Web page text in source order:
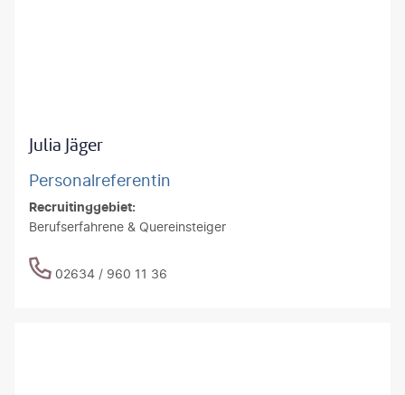
Julia Jäger
Personalreferentin
Recruitinggebiet:
Berufserfahrene & Quereinsteiger
02634 / 960 11 36